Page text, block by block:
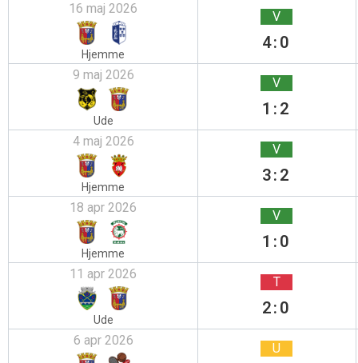
16 maj 2026
Hjemme
V
4:0
9 maj 2026
Ude
V
1:2
4 maj 2026
Hjemme
V
3:2
18 apr 2026
Hjemme
V
1:0
11 apr 2026
Ude
T
2:0
6 apr 2026 U